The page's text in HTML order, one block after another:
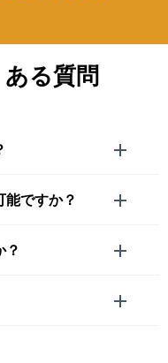
る質問
能ですか？
？